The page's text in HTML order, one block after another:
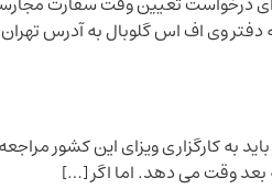
اف اس گلوبال به آدرس تهران،
بعد وقت می دهد. اما اگر […]